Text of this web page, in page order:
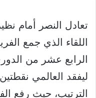
تعادل النصر أمام
اللقاء الذي جمع
الرابع عشر من
ليفقد العالمي